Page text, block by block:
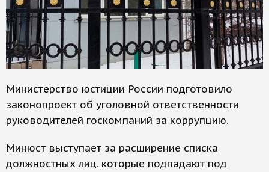
Министерство юстиции России подготовило
законопроект об уголовной ответственности
руководителей госкомпаний за коррупцию.
Минюст выступает за расширение списка
должностных лиц, которые подпадают под